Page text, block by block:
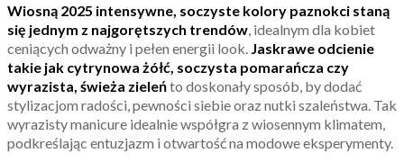
Wiosną 2025 intensywne, soczyste kolory paznokci staną
się jednym z najgorętszych trendów, idealnym dla kobiet
ceniących odważny i pełen energii look. Jaskrawe odcienie
takie jak cytrynowa żółć, soczysta pomarańcza czy
wyrazista, świeża zieleńto doskonały sposób, by dodać
stylizacjom radości, pewności siebie oraz nutki szaleństwa. Tak
wyrazisty manicure idealnie współgra z wiosennym klimatem,
podkreślając entuzjazm i otwartość na modowe eksperymenty.